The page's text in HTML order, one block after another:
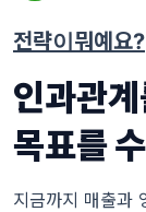
전략이뭐예요?
인과관계
목표를
지금까지 매출과